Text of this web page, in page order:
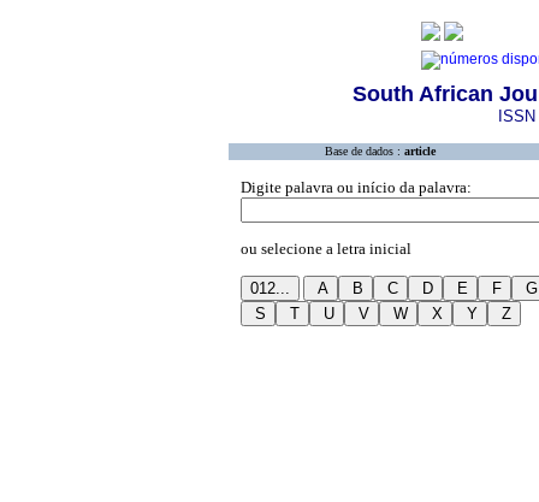
South African
Base de dados : article
Digite palavra ou início da palavra:
ou selecione a letra inicial